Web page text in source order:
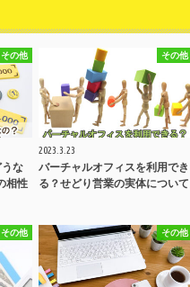
その他
な
相性
その他
2023.3.23
バーチャルオフィスを利用でき
る？せどり営業の実体について
その他 その他